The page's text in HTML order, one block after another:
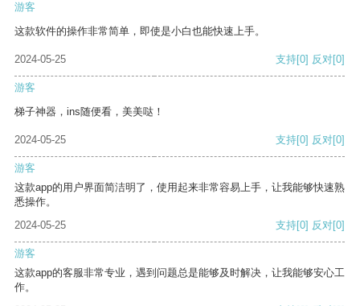
游客
这款软件的操作非常简单，即使是小白也能快速上手。
2024-05-25 支持[0] 反对[0]
游客
梯子神器，ins随便看，美美哒！
2024-05-25 支持[0] 反对[0]
游客
这款app的用户界面简洁明了，使用起来非常容易上手，让我能够快速熟
悉操作。
2024-05-25
支持[0] 反对[0]
游客
这款app的客服非常专业，遇到问题总是能够及时解决，让我能够安心工
作。